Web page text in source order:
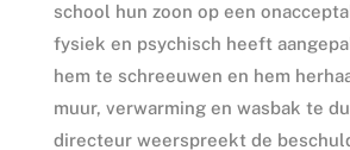
school hun zoon op een
fysiek en psychisch heeft
hem te schreeuwen en hem
muur, verwarming en wasbak te
directeur weerspreekt de